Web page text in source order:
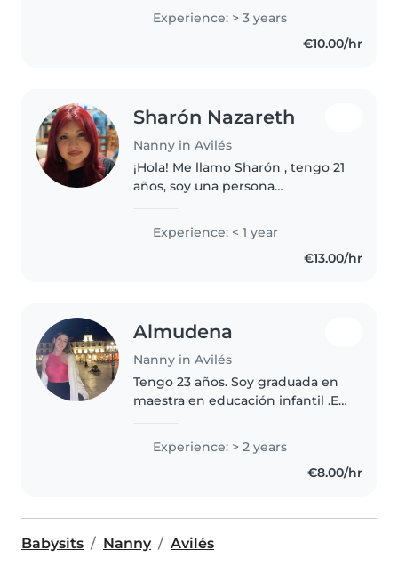
cuidado de varios de mi entorno.
Tengo mucha paciencia; soy
amable, cariñosa, tolerante,
Experience: > 3 years
€10.00/hr
Sharón Nazareth
Nanny in Avilés
¡Hola! Me llamo Sharón , tengo 21
años, soy una persona
y amigable. Me encanta dibujar,
leer cuentos, hacer
manualidades y jugar. Estoy
Experience: < 1 year
€13.00/hr
Almudena
Nanny in Avilés
Tengo 23 años. Soy graduada en
maestra en educación infantil .En
en dicha etapa. He trabajado de
niñera durante varios meses de
Experience: > 2 years
€8.00/hr
Babysits Nanny Avilés